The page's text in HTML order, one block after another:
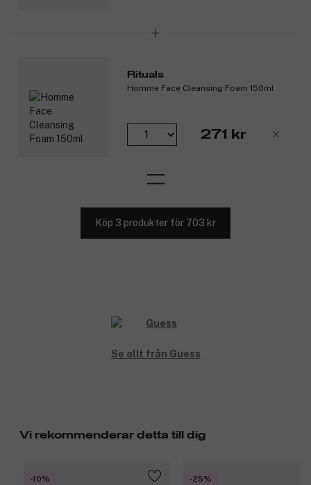
Rituals
Homme Face Cleansing Foam 150ml
271 kr
Köp 3 produkter för 703 kr
Se allt från Guess
Vi rekommenderar detta till dig
-10% -25%